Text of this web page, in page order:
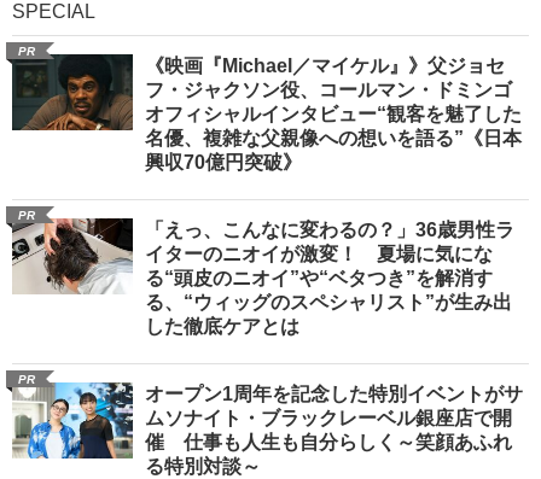
SPECIAL
PR
《映画『Michael／マイケル』》父ジョセ
フ・ジャクソン役、コールマン・ドミンゴ
オフィシャルインタビュー“観客を魅了した
名優、複雑な父親像への想いを語る”《日本
興収70億円突破》
PR
「えっ、こんなに変わるの？」36歳男性ラ
イターのニオイが激変！ 夏場に気にな
る“頭皮のニオイ”や“ベタつき”を解消す
る、“ウィッグのスペシャリスト”が生み出
した徹底ケアとは
PR
オープン1周年を記念した特別イベントがサ
ムソナイト・ブラックレーベル銀座店で開
催 仕事も人生も自分らしく～笑顔あふれ
る特別対談～